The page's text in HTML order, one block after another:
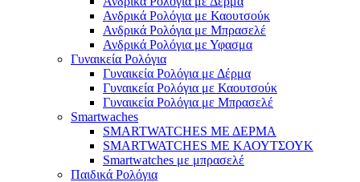
Ανδρικά Ρολόγια με Καουτσούκ
Ανδρικά Ρολόγια με Μπρασελέ
Ανδρικά Ρολόγια με Υφασμα
Γυναικεία Ρολόγια
Γυναικεία Ρολόγια με Δέρμα
Γυναικεία Ρολόγια με Καουτσούκ
Γυναικεία Ρολόγια με Μπρασελέ
Smartwaches
SMARTWATCHES ΜΕ ΔΕΡΜΑ
SMARTWATCHES ΜΕ ΚΑΟΥΤΣΟΥΚ
Smartwatches με μπρασελέ
Παιδικά Ρολόγια